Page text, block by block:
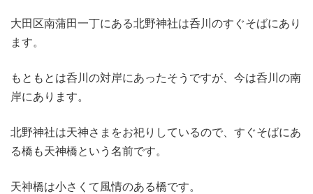
大田区南蒲田一丁にある北野神社は呑川のすぐそばにあり
ます。
もともとは呑川の対岸にあったそうですが、今は呑川の南
岸にあります。
北野神社は天神さまをお祀りしているので、すぐそばにあ
る橋も天神橋という名前です。
天神橋は小さくて風情のある橋です。